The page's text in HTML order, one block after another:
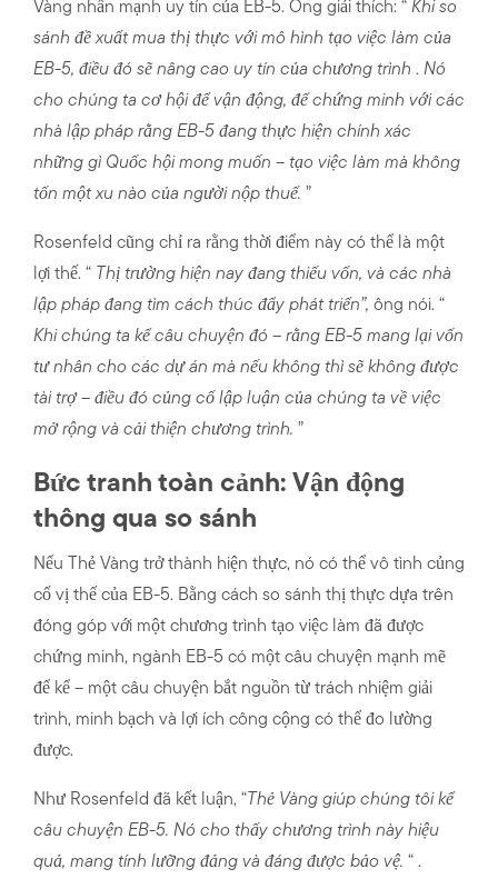
Vàng nhấn mạnh uy tín của EB-5. Ông giải thích: “ Khi so
sánh đề xuất mua thị thực với mô hình tạo việc làm của
EB-5, điều đó sẽ nâng cao uy tín của chương trình . Nó
cho chúng ta cơ hội để vận động, để chứng minh với các
nhà lập pháp rằng EB-5 đang thực hiện chính xác
những gì Quốc hội mong muốn – tạo việc làm mà không
tốn một xu nào của người nộp thuế. ”
Rosenfeld cũng chỉ ra rằng thời điểm này có thể là một
lợi thế. “ Thị trường hiện nay đang thiếu vốn, và các nhà
lập pháp đang tìm cách thúc đẩy phát triển”, ông nói. “
Khi chúng ta kể câu chuyện đó – rằng EB-5 mang lại vốn
tư nhân cho các dự án mà nếu không thì sẽ không được
tài trợ – điều đó củng cố lập luận của chúng ta về việc
mở rộng và cải thiện chương trình. ”
Bức tranh toàn cảnh: Vận động
thông qua so sánh
Nếu Thẻ Vàng trở thành hiện thực, nó có thể vô tình củng
cố vị thế của EB-5. Bằng cách so sánh thị thực dựa trên
đóng góp với một chương trình tạo việc làm đã được
chứng minh, ngành EB-5 có một câu chuyện mạnh mẽ
để kể – một câu chuyện bắt nguồn từ trách nhiệm giải
trình, minh bạch và lợi ích công cộng có thể đo lường
được.
Như Rosenfeld đã kết luận, “Thẻ Vàng giúp chúng tôi kể
câu chuyện EB-5. Nó cho thấy chương trình này hiệu
quả, mang tính lưỡng đảng và đáng được bảo vệ. “ .